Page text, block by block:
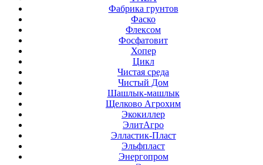
Фабрика грунтов
Фаско
Флексом
Фосфатовит
Хопер
Цикл
Чистая среда
Чистый Дом
Шашлык-машлык
Щелково Агрохим
Экокиллер
ЭлитАгро
Элластик-Пласт
Эльфпласт
Энергопром